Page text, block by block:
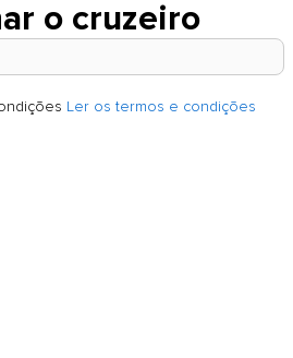
o cruzeiro
Ler os termos e condições